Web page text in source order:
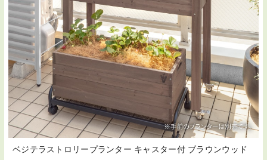
ベジテラストロリープランター キャスター付 ブラウンウッド